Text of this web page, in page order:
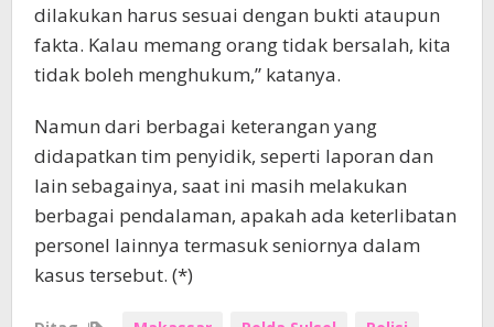
dilakukan harus sesuai dengan bukti ataupun
fakta. Kalau memang orang tidak bersalah, kita
tidak boleh menghukum,” katanya.
Namun dari berbagai keterangan yang
didapatkan tim penyidik, seperti laporan dan
lain sebagainya, saat ini masih melakukan
berbagai pendalaman, apakah ada keterlibatan
personel lainnya termasuk seniornya dalam
kasus tersebut. (*)